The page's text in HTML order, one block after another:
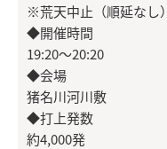
※荒天中止（順延なし）
◆開催時間
19:20～20:20
◆会場
猪名川河川敷
◆打上発数
約4,000発